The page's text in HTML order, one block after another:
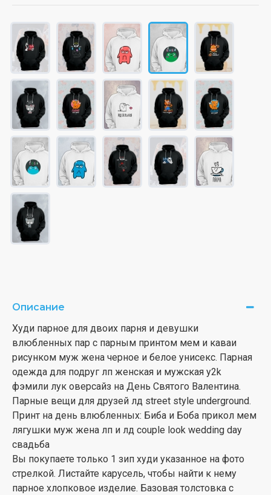
Описание
Худи парное для двоих парня и девушки
влюбленных пар с парным принтом мем и каваи
рисунком муж жена черное и белое унисекс. Парная
одежда для подруг лп женская и мужская y2k
фэмили лук оверсайз на День Святого Валентина.
Парные вещи для друзей лд street style underground.
Принт на день влюбленных: Биба и Боба прикол мем
лягушки муж жена лп и лд couple look wedding day
свадьба
Вы покупаете только 1 зип худи указанное на фото
стрелкой. Листайте карусель, чтобы найти к нему
парное хлопковое изделие. Базовая толстовка с